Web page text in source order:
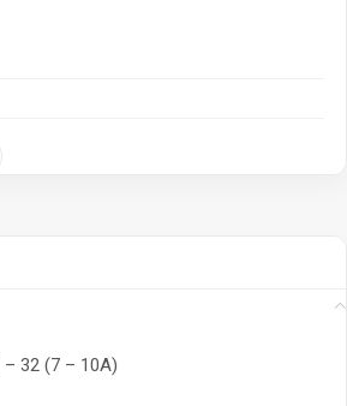
32 (7 – 10A)